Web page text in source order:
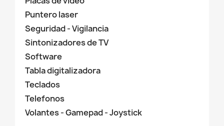
Puntero laser
Seguridad - Vigilancia
Sintonizadores de TV
Software
Tabla digitalizadora
Teclados
Telefonos
Volantes - Gamepad - Joystick